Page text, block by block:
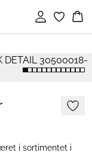
Log ind
i sortimentet i